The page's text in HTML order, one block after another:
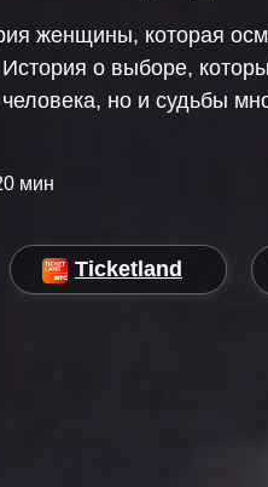
Ticketland
мин
женщины, которая
о выборе,
но и судьбы